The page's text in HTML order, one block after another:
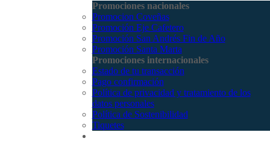
Promociones nacionales
Promocion Coveñas
Promoción Eje Cafetero
Promoción San Andrés Fin de Año
Promoción Santa Marta
Promociones internacionales
Estado de tu transacción
Pago confirmación
Política de privacidad y tratamiento de los
datos personales
Política de Sostenibilidad
Tiquetes